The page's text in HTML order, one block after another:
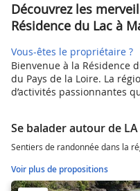
Découvrez les
Résidence du Lac à
Vous-êtes le propriétaire ?
Bienvenue à la Résidence
du Pays de la Loire. La
d’activités passionnantes
Se balader autour de LA
Sentiers de randonnée dans la
Voir plus de propositions